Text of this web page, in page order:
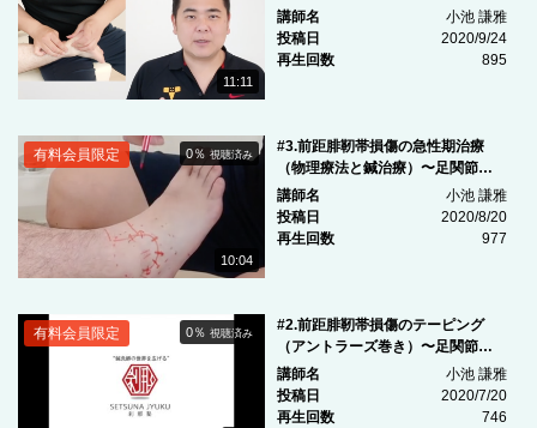
11:11
典映像付き〜足関節捻挫シリーズ
4〜
講師名
小池 謙雅
投稿日
2020/9/24
再生回数
895
10:04
0％視聴済み
有料会員限定
#3.前距腓靭帯損傷の急性期治療
（物理療法と鍼治療）〜足関節捻
挫シリーズ3〜
講師名
小池 謙雅
投稿日
2020/8/20
再生回数
977
0％視聴済み
有料会員限定
#2.前距腓靭帯損傷のテーピング
（アントラーズ巻き）〜足関節捻
挫シリーズ２〜
講師名
小池 謙雅
投稿日
2020/7/20
再生回数
746